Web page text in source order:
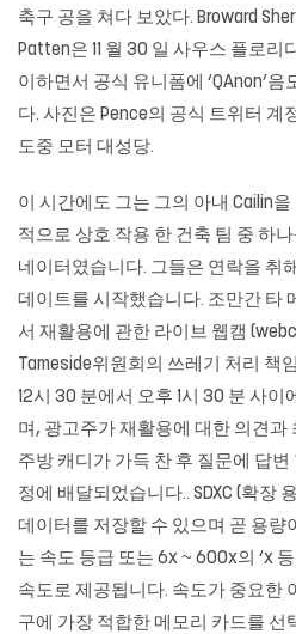
축구 공을 쳐다 보았다. Broward
Patten은 11 월 30 일 사우스 플로리
이하면서 공식 유니폼에 ‘QAnon’
다. 사진은 Pence의 공식 트위터 계
도중 모터 대성당.
이 시간에도 그는 그의 아내 Cailin
적으로 상호 작용 한 건축 팀 중 하
네이터였습니다. 그들은 연락을 취
데이트를 시작했습니다. 조만간 타
서 재활용에 관한 라이브 웹캠
Tameside위원회의 쓰레기 처리 책
12시 30 분에서 오후 1시 30 분 사이
며, 광고주가 재활용에 대한 의견과
주방 캐디가 가득 찬 후 질문에 답
정에 배달되었습니다.. SDXC (확장
데이터를 저장할 수 있으며 곧 용량
는 속도 등급 또는 6x ~ 600x의 ‘x
속도로 제공됩니다. 속도가 중요한
구에 가장 적합한 메모리 카드를 선